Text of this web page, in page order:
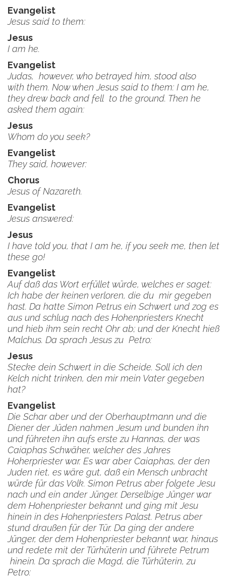
Evangelist
Jesus said to them:
Jesus
I am he.
Evangelist
Judas, however, who betrayed him, stood also
with them. Now when Jesus said to them: I am he,
they drew back and fell to the ground. Then he
asked them again:
Jesus
Whom do you seek?
Evangelist
They said, however:
Chorus
Jesus of Nazareth.
Evangelist
Jesus answered:
Jesus
I have told you, that I am he, if you seek me, then let
these go!
Evangelist
Auf daß das Wort erfüllet würde, welches er saget:
Ich habe der keinen verloren, die du mir gegeben
hast. Da hatte Simon Petrus ein Schwert und zog es
aus und schlug nach des Hohenpriesters Knecht
und hieb ihm sein recht Ohr ab; und der Knecht hieß
Malchus. Da sprach Jesus zu Petro:
Jesus
Stecke dein Schwert in die Scheide. Soll ich den
Kelch nicht trinken, den mir mein Vater gegeben
hat?
Evangelist
Die Schar aber und der Oberhauptmann und die
Diener der Jüden nahmen Jesum und bunden ihn
und führeten ihn aufs erste zu Hannas, der was
Caiaphas Schwäher, welcher des Jahres
Hoherpriester war. Es war aber Caiaphas, der den
Juden riet, es wäre gut, daß ein Mensch unbracht
würde für das Volk. Simon Petrus aber folgete Jesu
nach und ein ander Jünger. Derselbige Jünger war
dem Hohenpriester bekannt und ging mit Jesu
hinein in des Hohenpriesters Palast. Petrus aber
stund draußen für der Tür. Da ging der andere
Jünger, der dem Hohenpriester bekannt war, hinaus
und redete mit der Türhüterin und führete Petrum
hinein. Da sprach die Magd, die Türhüterin, zu
Petro: